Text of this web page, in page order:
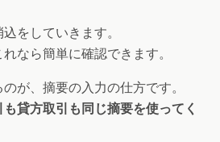
をしていきます。
なら簡単に確認できます。
が、摘要の入力の仕方です。
貸方取引も同じ摘要を使ってく